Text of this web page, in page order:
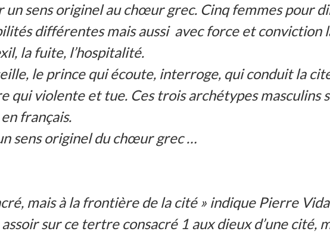
sens originel au chœur grec. Cinq femmes pour
différentes mais aussi avec force et conviction
la fuite, l’hospitalité.
le prince qui écoute, interroge, qui conduit la
qui violente et tue. Ces trois archétypes
français.
sens originel du chœur grec …
mais à la frontière de la cité » indique Pierre
sur ce tertre consacré 1 aux dieux d’une cité,